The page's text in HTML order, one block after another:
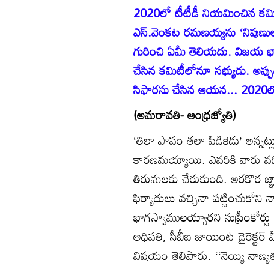
2020లో టీటీడీ నియమించిన
ఎస్‌.వెంకట రమణయ్యను
గురించి ఏమీ తెలియదు. విజయ
చేసిన కమిటీలోనూ సభ్యుడు.
సిఫారసు చేసిన ఆయన...
(అమరావతి- ఆంధ్రజ్యోతి)
‘తిలా పాపం తలా పిడికెడు’
కారణమయ్యాయి. ఎవరికి వారు
తిరుమలకు చేరుకుంది.
ఫిర్యాదులు వచ్చినా
భాగస్వాములయ్యారని
అధిపతి, సీబీఐ జాయింట్‌ డైరెక్టర్‌
విషయం తెలిపారు. ‘‘నెయ్యి